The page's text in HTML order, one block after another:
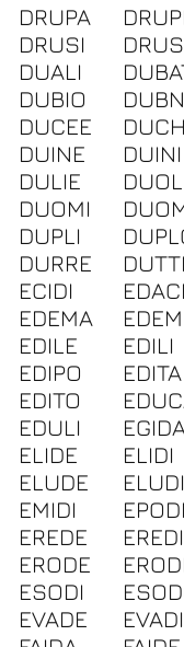
DRUPA
DRUSI
DUALI
DUBIO
DUCEE
DUINE
DUINI
DULIE
DUOMI
DUPLI
DURRE
DUTTI
ECIDI
EDEMA
EDILE
EDILI
EDIPO
EDITA
EDITO
EDULI
ELIDE
ELIDI
ELUDE
ELUDI
EMIDI
EPODI
EREDE
EREDI
ERODE
ERODI
ESODI
EVADE
EVADI